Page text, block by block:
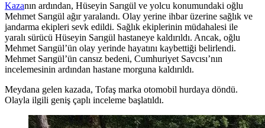
Kazanın ardından, Hüseyin Sarıgül ve yolcu konumundaki oğlu
Mehmet Sarıgül ağır yaralandı. Olay yerine ihbar üzerine sağlık ve
jandarma ekipleri sevk edildi. Sağlık ekiplerinin müdahalesi ile
yaralı sürücü Hüseyin Sarıgül hastaneye kaldırıldı. Ancak, oğlu
Mehmet Sarıgül’ün olay yerinde hayatını kaybettiği belirlendi.
Mehmet Sarıgül’ün cansız bedeni, Cumhuriyet Savcısı’nın
incelemesinin ardından hastane morguna kaldırıldı.
Meydana gelen kazada, Tofaş marka otomobil hurdaya döndü.
Olayla ilgili geniş çaplı inceleme başlatıldı.